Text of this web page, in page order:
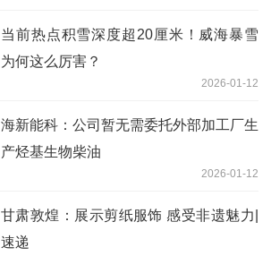
当前热点积雪深度超20厘米！威海暴雪
为何这么厉害？
2026-01-12
海新能科：公司暂无需委托外部加工厂生
产烃基生物柴油
2026-01-12
甘肃敦煌：展示剪纸服饰 感受非遗魅力|
速递